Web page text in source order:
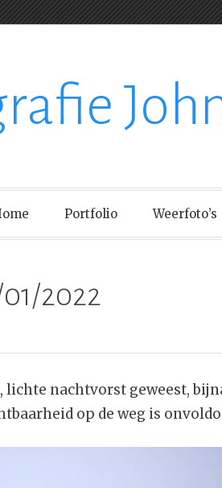
Portfolio Weerfoto’s
2022
lichte nachtvorst geweest,
op de weg is